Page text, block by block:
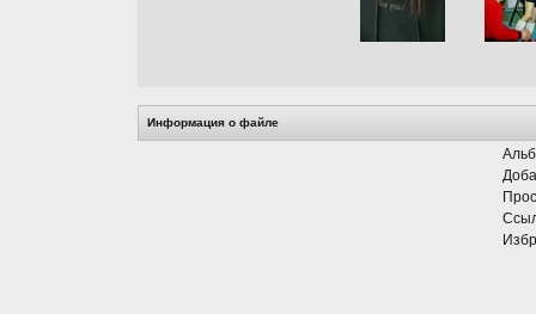
Информация о файле